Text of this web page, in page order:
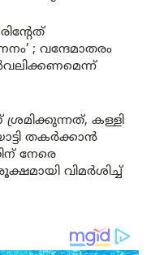
; വന്ദേമാതരം
കള്ളി
തകർക്കാൻ
നേരെ
വിമർശിച്ച്